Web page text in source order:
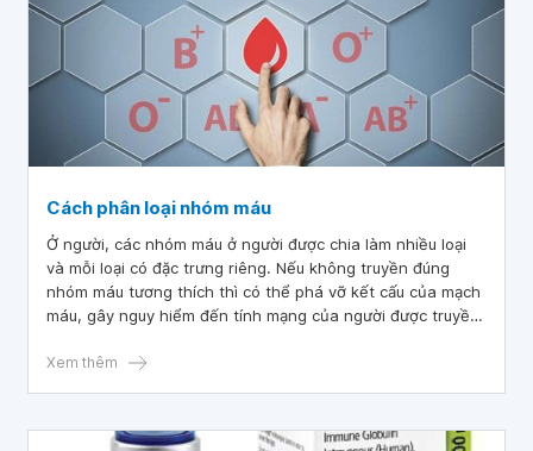
Cách phân loại nhóm máu
Ở người, các nhóm máu ở người được chia làm nhiều loại
và mỗi loại có đặc trưng riêng. Nếu không truyền đúng
nhóm máu tương thích thì có thể phá vỡ kết cấu của mạch
máu, gây nguy hiểm đến tính mạng của người được truyền
các nhóm máu và cách phân loại nhóm máu.
Xem thêm